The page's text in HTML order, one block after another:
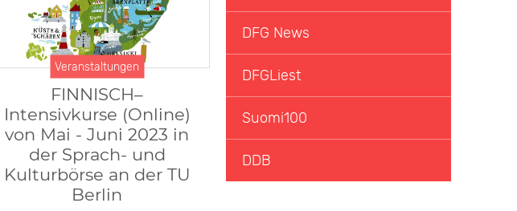
DFG News
DFGLiest
Suomi100
DDB
Veranstaltungen
FINNISCH–
Intensivkurse (Online)
von Mai - Juni 2023 in
der Sprach- und
Kulturbörse an der TU
Berlin